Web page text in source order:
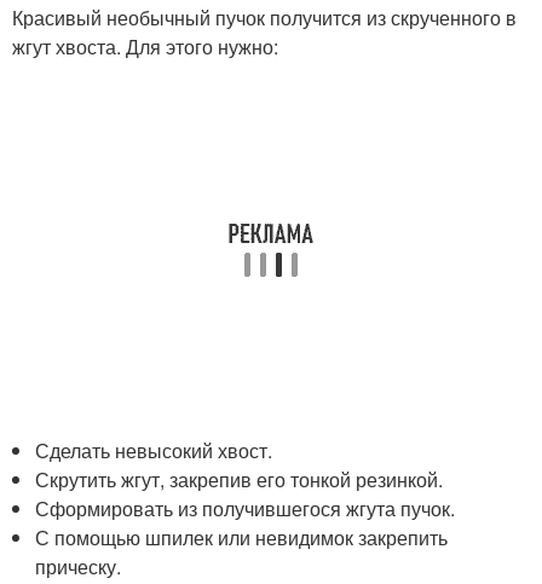
Красивый необычный пучок получится из скрученного в
жгут хвоста. Для этого нужно:
Сделать невысокий хвост.
Скрутить жгут, закрепив его тонкой резинкой.
Сформировать из получившегося жгута пучок.
С помощью шпилек или невидимок закрепить
прическу.